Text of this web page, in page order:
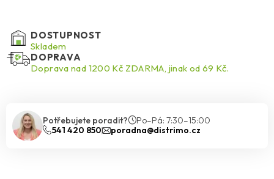
DOSTUPNOST
Skladem
DOPRAVA
Doprava nad 1200 Kč ZDARMA, jinak od 69 Kč.
Potřebujete poradit?
Po–Pá: 7:30–15:00
541 420 850
poradna@distrimo.cz